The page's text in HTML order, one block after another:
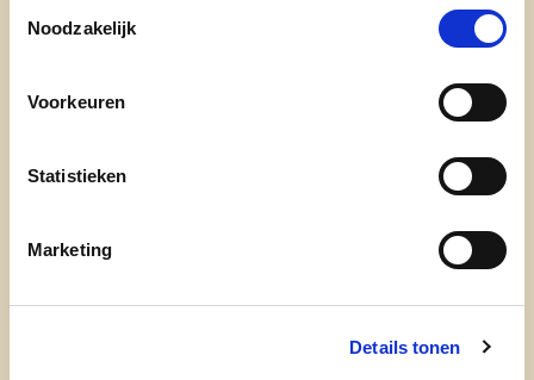
Noodzakelijk
Voorkeuren
Statistieken
Marketing
Details tonen
nieuws